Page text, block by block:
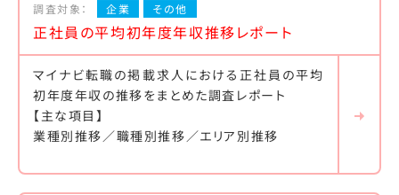
調査対象：
企業 その他
正社員の平均初年度年収推移レポート
マイナビ転職の掲載求人における正社員の平均
初年度年収の推移をまとめた調査レポート
【主な項目】
業種別推移／職種別推移／エリア別推移